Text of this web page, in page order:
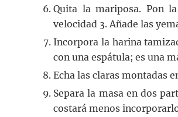
Quita la mariposa. Pon
velocidad 3. Añade las
Incorpora la harina
con una espátula; es una
Echa las claras montadas
Separa la masa en dos
costará menos